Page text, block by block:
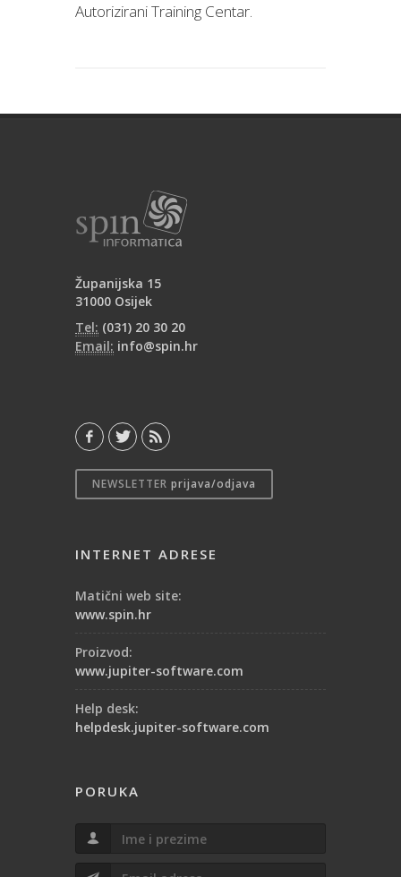
Autorizirani Training Centar.
Županijska 15
31000 Osijek
Tel: (031) 20 30 20
Email: info@spin.hr
NEWSLETTER prijava/odjava
INTERNET ADRESE
Matični web site:
www.spin.hr
Proizvod:
www.jupiter-software.com
Help desk:
helpdesk.jupiter-software.com
PORUKA